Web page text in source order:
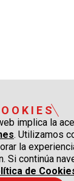
implica la
. Utilizamos
la
Si continúa
de